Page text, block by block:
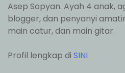
Asep Sopyan. Ayah 4 anak,
blogger, dan penyanyi
main catur, dan main gitar.
Profil lengkap di SINI